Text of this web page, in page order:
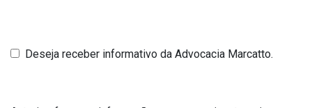
Deseja receber informativo da Advocacia Marcatto.